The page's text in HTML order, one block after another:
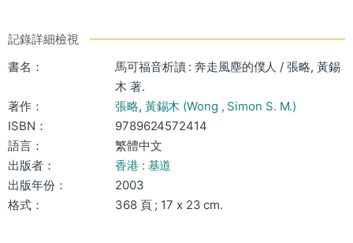
記錄詳細檢視
書名：
馬可福音析讀 : 奔走風塵的僕人 / 張略, 黃錫
木 著.
著作：
張略, 黃錫木 (Wong , Simon S. M.)
ISBN：
9789624572414
語言：
繁體中文
出版者：
香港 : 基道
出版年份：
2003
格式：
368 頁 ; 17 x 23 cm.